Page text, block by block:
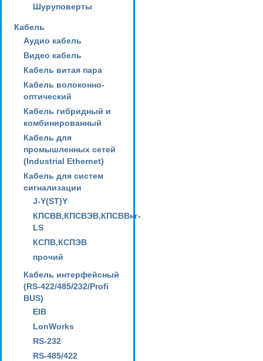
Шуруповерты
Кабель
Аудио кабель
Видео кабель
Кабель витая пара
Кабель волоконно-
оптический
Кабель гибридный и
комбинированный
Кабель для
промышленных сетей
(Industrial Ethernet)
Кабель для систем
сигнализации
J-Y(ST)Y
КПСВВ,КПСВЭВ,КПСВВнг-
LS
КСПВ,КСПЭВ
прочий
Кабель интерфейсный
(RS-422/485/232/Profi
BUS)
EIB
LonWorks
RS-232
RS-485/422